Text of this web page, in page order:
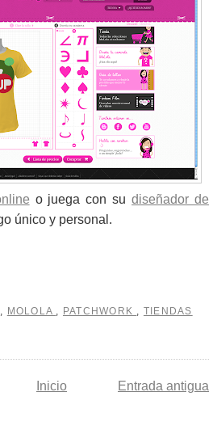
o juega con sudiseñador de
único y personal.
, MOLOLA , PATCHWORK , TIENDAS
Entrada antigua
Inicio